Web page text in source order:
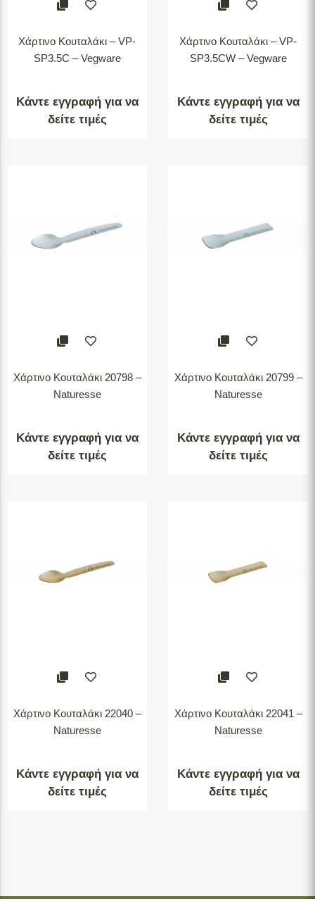
Χάρτινο Κουταλάκι – VP-
SP3.5C – Vegware
Κάντε εγγραφή για να
δείτε τιμές
Χάρτινο Κουταλάκι – VP-
SP3.5CW – Vegware
Κάντε εγγραφή για να
δείτε τιμές
Χάρτινο Κουταλάκι 20798 –
Naturesse
Κάντε εγγραφή για να
δείτε τιμές
Χάρτινο Κουταλάκι 20799 –
Naturesse
Κάντε εγγραφή για να
δείτε τιμές
Χάρτινο Κουταλάκι 22040 –
Naturesse
Κάντε εγγραφή για να
δείτε τιμές
Χάρτινο Κουταλάκι 22041 –
Naturesse
Κάντε εγγραφή για να
δείτε τιμές